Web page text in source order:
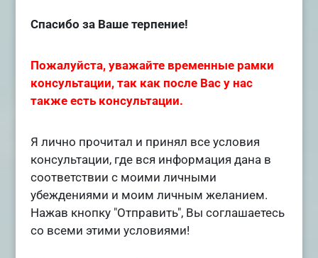
Спасибо за Ваше терпение!
Пожалуйста, уважайте временные рамки
консультации, так как после Вас у нас
также есть консультации.
Я лично прочитал и принял все условия
консультации, где вся информация дана в
соответствии с моими личными
убеждениями и моим личным желанием.
Нажав кнопку "Отправить", Вы соглашаетесь
со всеми этими условиями!